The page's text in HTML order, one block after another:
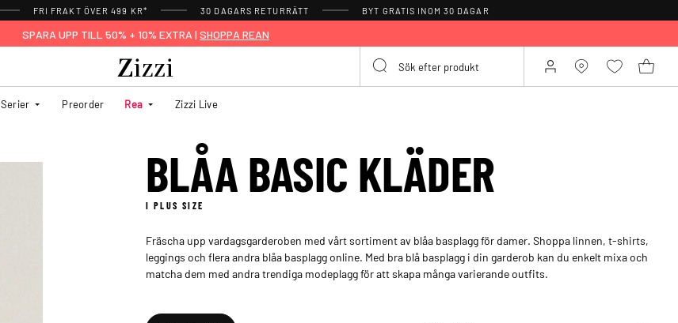
FRI FRAKT ÖVER 499 KR* 30 DAGARS RETURRÄTT BYT GRATIS INOM 30 DAGAR
SPARA UPP TILL 50% + 10% EXTRA | SHOPPA REAN
Serier Preorder Rea Zizzi Live
BLÅA BASIC KLÄDER
I PLUS SIZE
Fräscha upp vardagsgarderoben med vårt sortiment av blåa basplagg för damer. Shoppa linnen, t-shirts,
leggings och flera andra blåa basplagg online. Med bra blå basplagg i din garderob kan du enkelt mixa och
matcha dem med andra trendiga modeplagg för att skapa många varierande outfits.